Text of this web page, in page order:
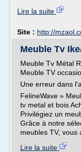
Lire la suite
Site : http://
Meuble Tv
Meuble Tv Métal
Meuble TV
Une erreur dans
FelineWave »
tv metal et bois
Privilégiez un
Grâce à notre
meubles TV, vous
Lire la suite